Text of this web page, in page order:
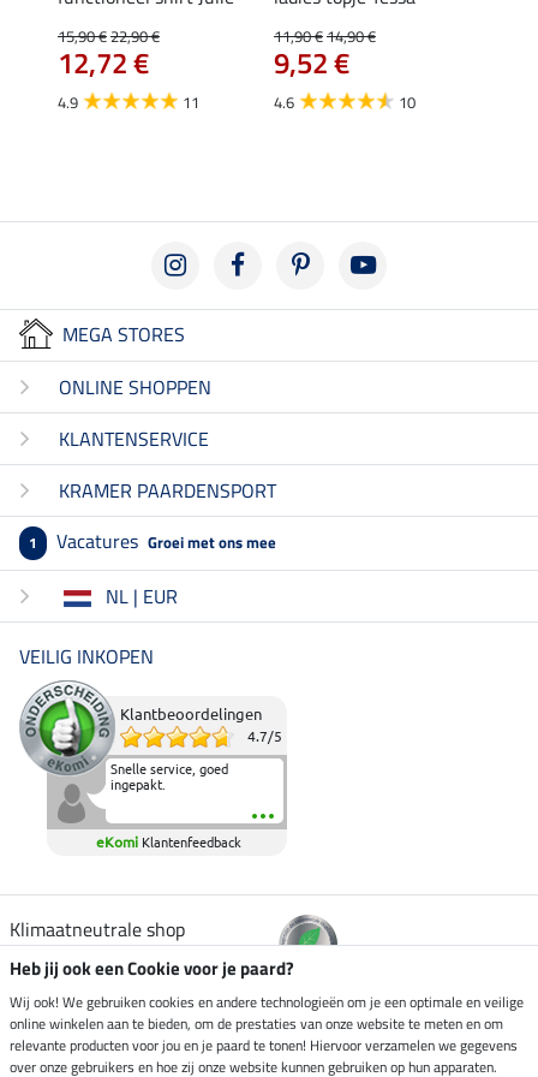
15,90 €22,90 €
12,72 €
4.9 11
11,90 €14,90 €
9,52 €
4.6 10
MEGA STORES
ONLINE SHOPPEN
KLANTENSERVICE
KRAMER PAARDENSPORT
1 Vacatures Groei met ons mee
NL | EUR
VEILIG INKOPEN
Klantbeoordelingen
4.7/5
Snelle service, goed
ingepakt.
eKomi Klantenfeedback
Klimaatneutrale shop
Verzending per
Heb jij ook een Cookie voor je paard?
Wij ook! We gebruiken cookies en andere technologieën om je een optimale en veilige
online winkelen aan te bieden, om de prestaties van onze website te meten en om
relevante producten voor jou en je paard te tonen! Hiervoor verzamelen we gegevens
over onze gebruikers en hoe zij onze website kunnen gebruiken op hun apparaten.